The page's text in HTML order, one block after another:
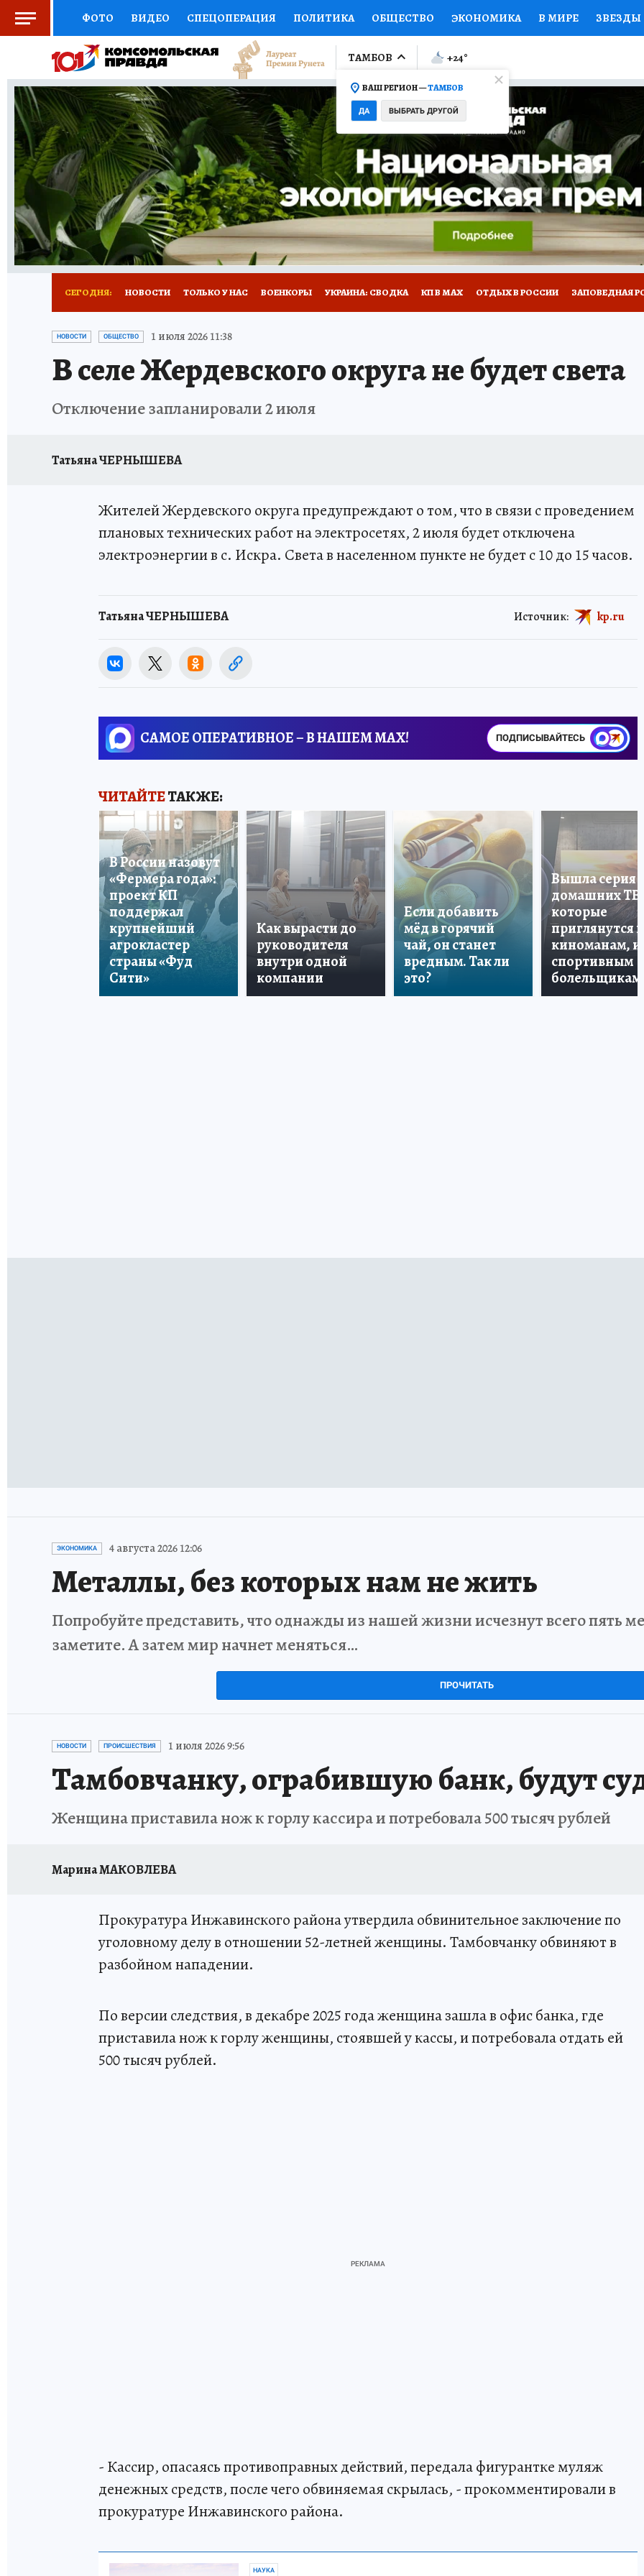
ФОТО ВИДЕО СПЕЦОПЕРАЦИЯ ПОЛИТИКА ОБЩЕСТВО ЭКОНОМИКА В МИРЕ ЗВЕЗДЫ
СОЦПОДДЕРЖКА НАУКА СПОРТ КОЛУМНИСТЫ ПРОИСШЕСТВИЯ НАЦИОНАЛЬНЫЕ
ВЫБОР ЭКСПЕРТОВ ДОКТОР ФИНАНСЫ ОТКРЫВАЕМ МИР Я ЗНАЮ СЕМЬЯ ЖЕНСКИЕ
КНИЖНАЯ ПОЛКА ПРОГНОЗЫ НА СПОРТ ПРОМОКОДЫ СЕРИАЛЫ СПЕЦПРОЕКТЫ
ПРЕСС-ЦЕНТР НЕДВИЖИМОСТЬ ТЕЛЕВИЗОР КОЛЛЕКЦИИ КОНКУРСЫ РАБОТА У НАС
РАДИО КП ТЕСТЫ НОВОЕ НА САЙТЕ РЕКЛАМА
ТАМБОВ
ВАШ РЕГИОН —ТАМБОВ
ДА ВЫБРАТЬ ДРУГОЙ
+24°
СЕГОДНЯ: НОВОСТИ ТОЛЬКО У НАС ВОЕНКОРЫ УКРАИНА: СВОДКА КП В МАХ ОТДЫХ В РОССИИ ЗАПОВЕДНАЯ
ИСПЫТАНО НА СЕБЕ
НОВОСТИ ОБЩЕСТВО 1 июля 2026 11:38
В селе Жердевского округа не будет света
Отключение запланировали 2 июля
Татьяна ЧЕРНЫШЕВА
Жителей Жердевского округа предупреждают о том, что в связи с проведением
плановых технических работ на электросетях, 2 июля будет отключена
электроэнергии в с. Искра. Света в населенном пункте не будет с 10 до 15 часов.
Татьяна ЧЕРНЫШЕВА Источник: kp.ru
САМОЕ ОПЕРАТИВНОЕ – В НАШЕМ MAX! ПОДПИСЫВАЙТЕСЬ
ЧИТАЙТЕТАКЖЕ:
В России назовут
«Фермера года»:
проект КП
поддержал
крупнейший
агрокластер
страны «Фуд
Сити»
Как вырасти до
руководителя
внутри одной
компании
Если добавить
мёд в горячий
чай, он станет
вредным. Так ли
это?
Вышла серия
домашних ТВ,
которые
приглянутся и
киноманам, и
спортивным
болельщикам
ЭКОНОМИКА 4 августа 2026 12:06
Металлы, без которых нам не жить
Попробуйте представить, что однажды из нашей жизни исчезнут всего пять
заметите. А затем мир начнет меняться…
ПРОЧИТАТЬ
НОВОСТИ ПРОИСШЕСТВИЯ 1 июля 2026 9:56
Тамбовчанку, ограбившую банк, будут
Женщина приставила нож к горлу кассира и потребовала 500 тысяч рублей
Марина МАКОВЛЕВА
Прокуратура Инжавинского района утвердила обвинительное заключение по
уголовному делу в отношении 52-летней женщины. Тамбовчанку обвиняют в
разбойном нападении.
По версии следствия, в декабре 2025 года женщина зашла в офис банка, где
приставила нож к горлу женщины, стоявшей у кассы, и потребовала отдать ей
500 тысяч рублей.
- Кассир, опасаясь противоправных действий, передала фигурантке муляж
денежных средств, после чего обвиняемая скрылась, - прокомментировали в
прокуратуре Инжавинского района.
НАУКА